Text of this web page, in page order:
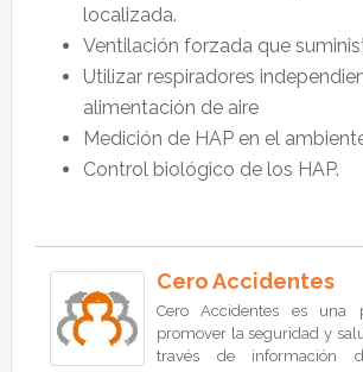
localizada.
Ventilación forzada que
Utilizar respiradores
alimentación de aire
Medición de HAP en el
Control biológico de los HAP.
Cero Accidentes
Cero Accidentes es una
promover la seguridad y
través de información